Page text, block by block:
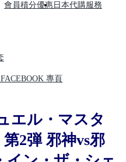
會員積分優惠 日本代購服務
FACEBOOK 專頁
エル・マスタ
2弾 邪神vs邪